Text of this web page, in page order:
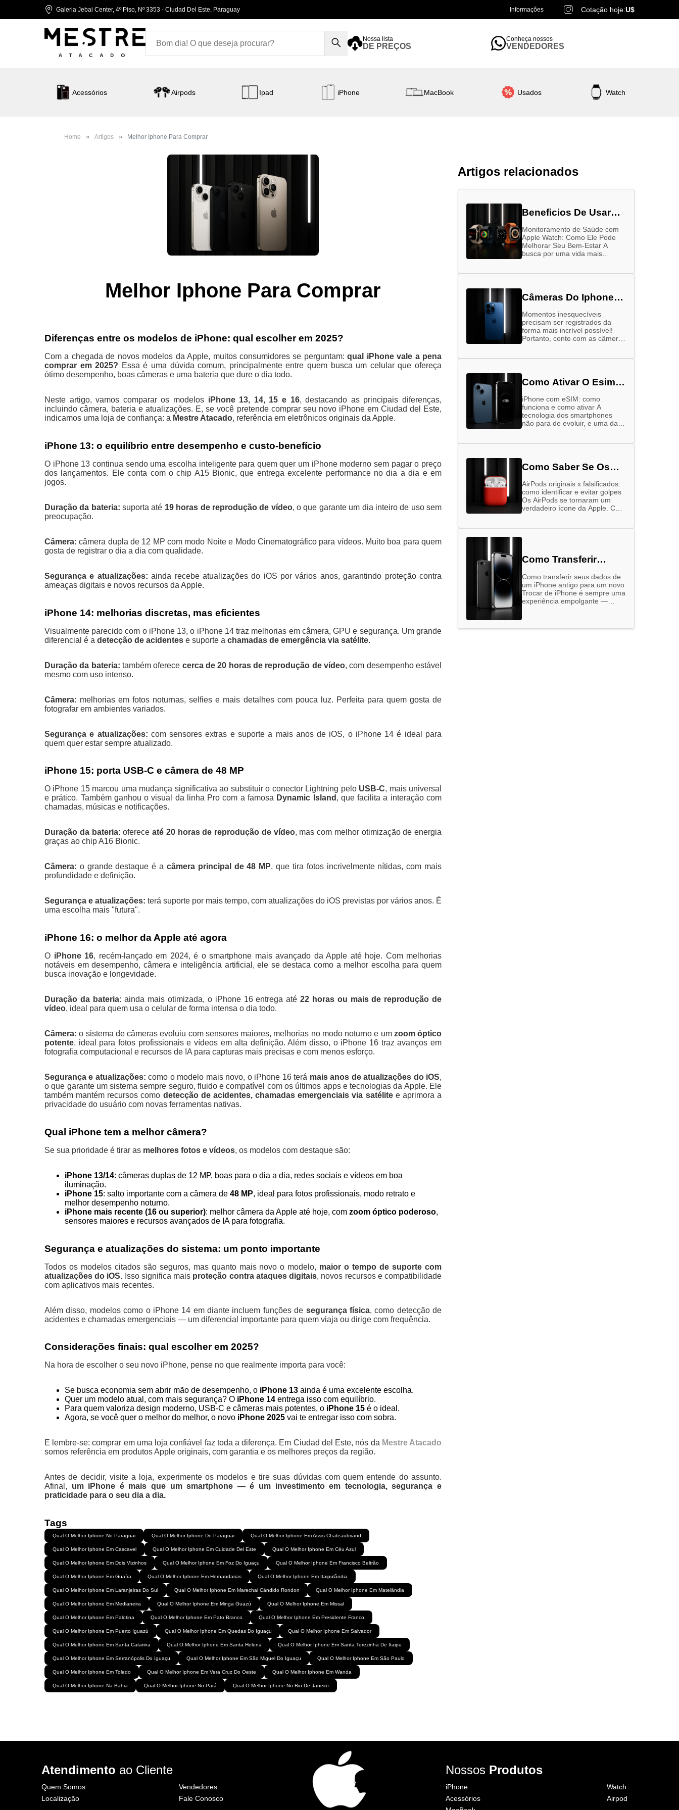
Galeria Jebai Center, 4º Piso, Nº 3353 - Ciudad Del Este, Paraguay Informações Cotação hoje:U$
Nossa lista
DE PREÇOS
Conheça nossos
VENDEDORES
Acessórios Airpods Ipad iPhone MacBook Usados Watch
Home Artigos Melhor Iphone Para Comprar
Melhor Iphone Para Comprar
Diferenças entre os modelos de iPhone: qual escolher em 2025?
Com a chegada de novos modelos da Apple, muitos consumidores se perguntam:qual iPhone vale a pena
comprar em 2025? Essa é uma dúvida comum, principalmente entre quem busca um celular que ofereça
ótimo desempenho, boas câmeras e uma bateria que dure o dia todo.
Neste artigo, vamos comparar os modelos iPhone 13, 14, 15 e 16, destacando as principais diferenças,
incluindo câmera, bateria e atualizações. E, se você pretende comprar seu novo iPhone em Ciudad del Este,
indicamos uma loja de confiança: a Mestre Atacado, referência em eletrônicos originais da Apple.
iPhone 13: o equilíbrio entre desempenho e custo-benefício
O iPhone 13 continua sendo uma escolha inteligente para quem quer um iPhone moderno sem pagar o preço
dos lançamentos. Ele conta com o chip A15 Bionic, que entrega excelente performance no dia a dia e em
jogos.
Duração da bateria: suporta até 19 horas de reprodução de vídeo, o que garante um dia inteiro de uso sem
preocupação.
Câmera: câmera dupla de 12 MP com modo Noite e Modo Cinematográfico para vídeos. Muito boa para quem
gosta de registrar o dia a dia com qualidade.
Segurança e atualizações: ainda recebe atualizações do iOS por vários anos, garantindo proteção contra
ameaças digitais e novos recursos da Apple.
iPhone 14: melhorias discretas, mas eficientes
Visualmente parecido com o iPhone 13, o iPhone 14 traz melhorias em câmera, GPU e segurança. Um grande
diferencial é a detecção de acidentes e suporte a chamadas de emergência via satélite.
Duração da bateria: também oferece cerca de 20 horas de reprodução de vídeo, com desempenho estável
mesmo com uso intenso.
Câmera: melhorias em fotos noturnas, selfies e mais detalhes com pouca luz. Perfeita para quem gosta de
fotografar em ambientes variados.
Segurança e atualizações: com sensores extras e suporte a mais anos de iOS, o iPhone 14 é ideal para
quem quer estar sempre atualizado.
iPhone 15: porta USB-C e câmera de 48 MP
O iPhone 15 marcou uma mudança significativa ao substituir o conector Lightning pelo USB-C, mais universal
e prático. Também ganhou o visual da linha Pro com a famosa Dynamic Island , que facilita a interação com
chamadas, músicas e notificações.
Duração da bateria: oferece até 20 horas de reprodução de vídeo, mas com melhor otimização de energia
graças ao chip A16 Bionic.
Câmera: o grande destaque é a câmera principal de 48 MP, que tira fotos incrivelmente nítidas, com mais
profundidade e definição.
Segurança e atualizações: terá suporte por mais tempo, com atualizações do iOS previstas por vários anos. É
uma escolha mais "futura".
iPhone 16: o melhor da Apple até agora
O iPhone 16, recém-lançado em 2024, é o smartphone mais avançado da Apple até hoje. Com melhorias
notáveis em desempenho, câmera e inteligência artificial, ele se destaca como a melhor escolha para quem
busca inovação e longevidade.
Duração da bateria:ainda mais otimizada, o iPhone 16 entrega até22 horas ou mais de reprodução de
vídeo, ideal para quem usa o celular de forma intensa o dia todo.
Câmera:o sistema de câmeras evoluiu com sensores maiores, melhorias no modo noturno e umzoom óptico
potente, ideal para fotos profissionais e vídeos em alta definição. Além disso, o iPhone 16 traz avanços em
fotografia computacional e recursos de IA para capturas mais precisas e com menos esforço.
Segurança e atualizações:como o modelo mais novo, o iPhone 16 terá mais anos de atualizações do iOS,
o que garante um sistema sempre seguro, fluido e compatível com os últimos apps e tecnologias da Apple. Ele
também mantém recursos como detecção de acidentes, chamadas emergenciais via satélite e aprimora a
privacidade do usuário com novas ferramentas nativas.
Qual iPhone tem a melhor câmera?
Se sua prioridade é tirar as melhores fotos e vídeos, os modelos com destaque são:
iPhone 13/14: câmeras duplas de 12 MP, boas para o dia a dia, redes sociais e vídeos em boa
iluminação.
iPhone 15: salto importante com a câmera de 48 MP, ideal para fotos profissionais, modo retrato e
melhor desempenho noturno.
iPhone mais recente (16 ou superior): melhor câmera da Apple até hoje, com zoom óptico poderoso,
sensores maiores e recursos avançados de IA para fotografia.
Segurança e atualizações do sistema: um ponto importante
Todos os modelos citados são seguros, mas quanto mais novo o modelo, maior o tempo de suporte com
atualizações do iOS. Isso significa mais proteção contra ataques digitais, novos recursos e compatibilidade
com aplicativos mais recentes.
Além disso, modelos como o iPhone 14 em diante incluem funções de segurança física, como detecção de
acidentes e chamadas emergenciais — um diferencial importante para quem viaja ou dirige com frequência.
Considerações finais: qual escolher em 2025?
Na hora de escolher o seu novo iPhone, pense no que realmente importa para você:
Se busca economia sem abrir mão de desempenho, o iPhone 13 ainda é uma excelente escolha.
Quer um modelo atual, com mais segurança? O iPhone 14 entrega isso com equilíbrio.
Para quem valoriza design moderno, USB-C e câmeras mais potentes, o iPhone 15 é o ideal.
Agora, se você quer o melhor do melhor, o novo iPhone 2025 vai te entregar isso com sobra.
E lembre-se: comprar em uma loja confiável faz toda a diferença. Em Ciudad del Este, nós da Mestre Atacado
somos referência em produtos Apple originais, com garantia e os melhores preços da região.
Antes de decidir, visite a loja, experimente os modelos e tire suas dúvidas com quem entende do assunto.
Afinal, um iPhone é mais que um smartphone — é um investimento em tecnologia, segurança e
praticidade para o seu dia a dia.
Tags
Qual O Melhor Iphone No Paraguai Qual O Melhor Iphone Do Paraguai Qual O Melhor Iphone Em Assis Chateaubriand
Qual O Melhor Iphone Em Cascavel Qual O Melhor Iphone Em Cuidade Del Este Qual O Melhor Iphone Em Céu Azul
Qual O Melhor Iphone Em Dois Vizinhos Qual O Melhor Iphone Em Foz Do Iguaçu Qual O Melhor Iphone Em Francisco Beltrão
Qual O Melhor Iphone Em Guaíra Qual O Melhor Iphone Em Hernandarias Qual O Melhor Iphone Em Itaipulândia
Qual O Melhor Iphone Em Laranjeiras Do Sul Qual O Melhor Iphone Em Marechal Cândido Rondon Qual O Melhor Iphone Em Matelândia
Qual O Melhor Iphone Em Medianeira Qual O Melhor Iphone Em Minga Guazú Qual O Melhor Iphone Em Missal
Qual O Melhor Iphone Em Palotina Qual O Melhor Iphone Em Pato Branco Qual O Melhor Iphone Em Presidente Franco
Qual O Melhor Iphone Em Puerto Iguazú Qual O Melhor Iphone Em Quedas Do Iguaçu Qual O Melhor Iphone Em Salvador
Qual O Melhor Iphone Em Santa Catarina Qual O Melhor Iphone Em Santa Helena Qual O Melhor Iphone Em Santa Terezinha De Itaipu
Qual O Melhor Iphone Em Serranópolis Do Iguaçu Qual O Melhor Iphone Em São Miguel Do Iguaçu Qual O Melhor Iphone Em São Paulo
Qual O Melhor Iphone Em Toledo Qual O Melhor Iphone Em Vera Cruz Do Oeste Qual O Melhor Iphone Em Wanda
Qual O Melhor Iphone Na Bahia Qual O Melhor Iphone No Pará Qual O Melhor Iphone No Rio De Janeiro
Artigos relacionados
Beneficios De Usar
Monitoramento de Saúde com
Apple Watch: Como Ele Pode
Melhorar Seu Bem-Estar A
busca por uma vida mais
Câmeras Do Iphone
Diferença
Momentos inesquecíveis
precisam ser registrados da
forma mais incrível possível!
Portanto, conte com as câmeras
Como Ativar O Esim
iPhone com eSIM: como
funciona e como ativar A
tecnologia dos smartphones
não para de evoluir, e uma das
Como Saber Se Os
AirPods originais x falsificados:
como identificar e evitar golpes
Os AirPods se tornaram um
verdadeiro ícone da Apple. Com
Como Transferir
Antigo Para O Novo
Como transferir seus dados de
um iPhone antigo para um novo
Trocar de iPhone é sempre uma
experiência empolgante —
Atendimento ao Cliente
Quem Somos
Localização
Vendedores
Fale Conosco
Nossos Produtos
iPhone
Acessórios
Watch
Airpod